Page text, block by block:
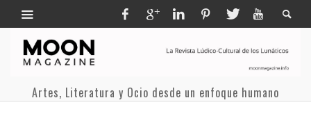
Artes, Literatura y Ocio desde un enfoque humano